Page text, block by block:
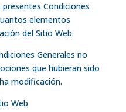
Condiciones
elementos
del Sitio Web.
Generales no
que hubieran sido
modificación.
Web